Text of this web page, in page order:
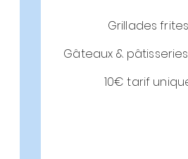
Grillades frites
Gâteaux &
10€ tarif